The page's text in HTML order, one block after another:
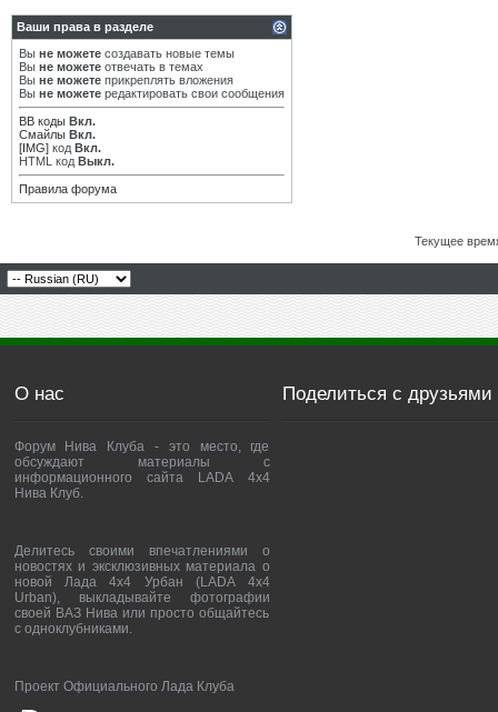
Ваши права в разделе
Вы не можете создавать новые темы
Вы не можете отвечать в темах
Вы не можете прикреплять вложения
Вы не можете редактировать свои сообщения
BB коды Вкл.
Смайлы Вкл.
[IMG] код Вкл.
HTML код Выкл.
Правила форума
Текущее
О нас
Форум Нива Клуба - это место, где
обсуждают материалы с
информационного сайта LADA 4x4
Нива Клуб.
Делитесь своими впечатлениями о
новостях и эксклюзивных материала о
новой Лада 4х4 Урбан (LADA 4x4
Urban), выкладывайте фотографии
своей ВАЗ Нива или просто общайтесь
с одноклубниками.
Проект Официального Лада Клуба
Поделиться с друзьями